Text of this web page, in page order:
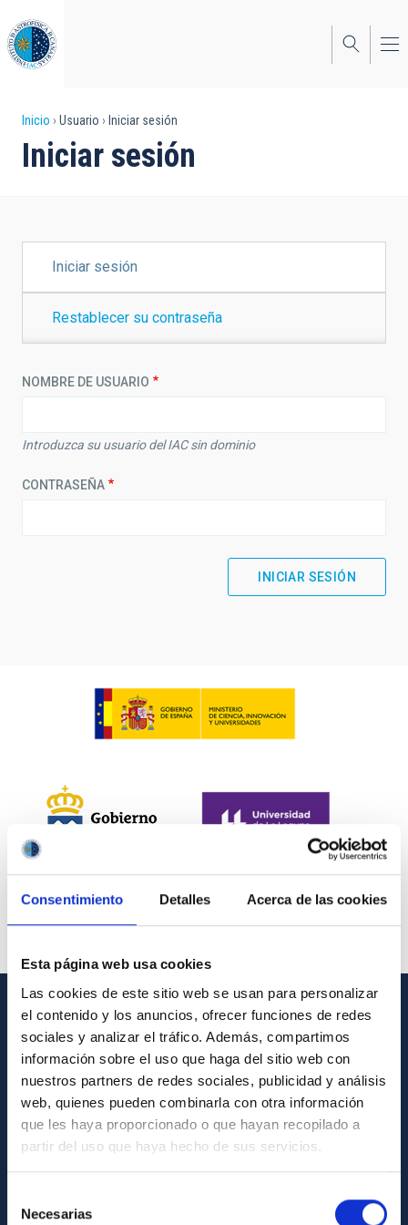
Consentimiento Detalles Acerca de las cookies
Esta página web usa cookies
Las cookies de este sitio web se usan para personalizar
el contenido y los anuncios, ofrecer funciones de redes
sociales y analizar el tráfico. Además, compartimos
información sobre el uso que haga del sitio web con
nuestros partners de redes sociales, publicidad y análisis
web, quienes pueden combinarla con otra información
que les haya proporcionado o que hayan recopilado a
partir del uso que haya hecho de sus servicios.
Necesarias
al
contenido
principal
Sobrescribir
enlaces
la
navegación
Inicio Usuario Iniciar sesión
Iniciar sesión
PRINCIPALES
Iniciar sesión
Restablecer su contraseña
NOMBRE DE USUARIO
Introduzca su usuario del IAC sin dominio
CONTRASEÑA
INFORMACIÓN GENERAL
Contacto
Cómo llegar al IAC
Directorio de personal
Biblioteca